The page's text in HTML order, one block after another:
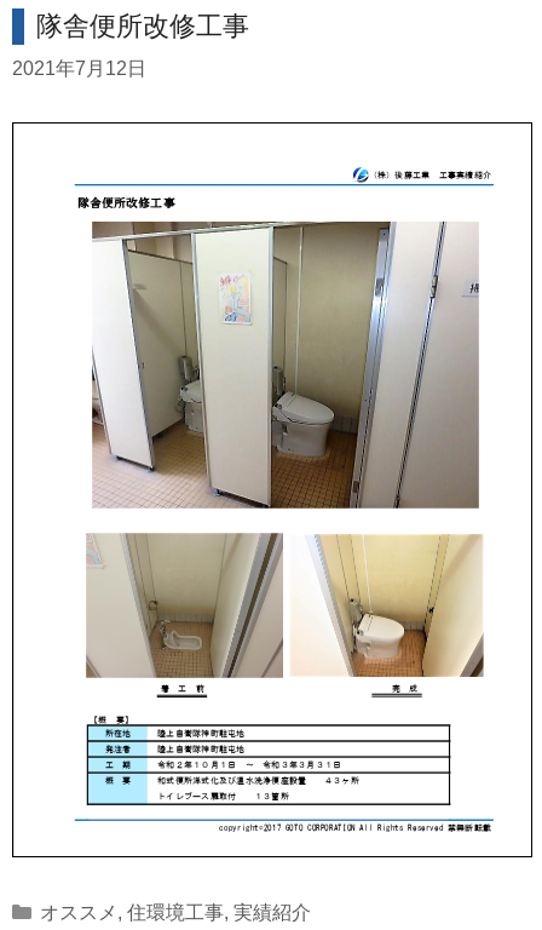
隊舎便所改修工事
2021年7月12日
Categories
オススメ , 住環境工事, 実績紹介